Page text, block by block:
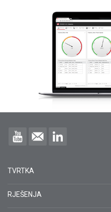
TVRTKA
RJEŠENJA